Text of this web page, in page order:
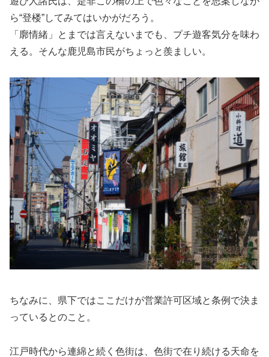
ら“登楼”してみてはいかがだろう。
「廓情緒」とまでは言えないまでも、プチ遊客気分を味わ
える。そんな鹿児島市民がちょっと羨ましい。
ちなみに、県下ではここだけが営業許可区域と条例で決ま
っているとのこと。
江戸時代から連綿と続く色街は、色街で在り続ける天命を